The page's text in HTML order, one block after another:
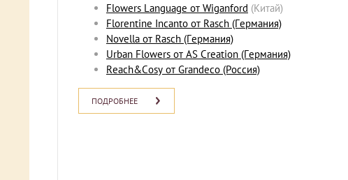
Flowers Language от Wiganford (Китай)
Florentine Incanto от Rasch (Германия)
Novella от Rasch (Германия)
Urban Flowers от AS Creation (Германия)
Reach&Cosy от Grandeco (Россия)
ПОДРОБНЕЕ